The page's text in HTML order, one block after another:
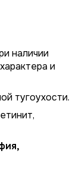
наличии
и
тугоухости.